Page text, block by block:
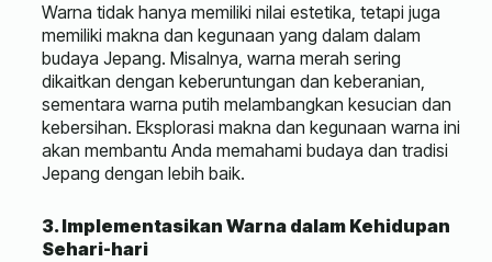
Warna tidak hanya memiliki nilai estetika, tetapi juga
memiliki makna dan kegunaan yang dalam dalam
budaya Jepang. Misalnya, warna merah sering
dikaitkan dengan keberuntungan dan keberanian,
sementara warna putih melambangkan kesucian dan
kebersihan. Eksplorasi makna dan kegunaan warna ini
akan membantu Anda memahami budaya dan tradisi
Jepang dengan lebih baik.
3. Implementasikan Warna dalam Kehidupan
Sehari-hari